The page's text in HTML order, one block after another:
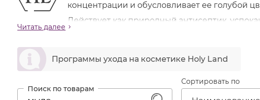
концентрации и обусловливает ее голубой
Действует как природный антисептик,
предотвращает расширение мелких сосудов.
Препараты линии Azulene можно комбинировать с любой
Назначение линии
Успокаивает кожу, снимает раздражение
Устраняет сухость и шелушение
Ослабляет аллергические реакции
Читать далее
ဆ Программы ухода на косметике Holy Land
Сортировать по